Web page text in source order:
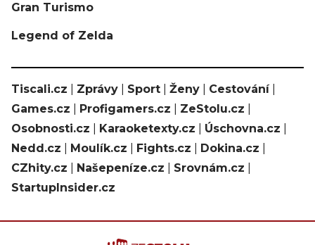
Gran Turismo
Legend of Zelda
Tiscali.cz Zprávy Sport Ženy Cestování|
Games.cz
Profigamers.cz ZeStolu.cz
Osobnosti.cz
Karaoketexty.cz Úschovna.cz
Nedd.cz
Moulík.cz Fights.cz Dokina.cz
CZhity.cz
Našepeníze.cz Srovnám.cz
StartupInsider.cz